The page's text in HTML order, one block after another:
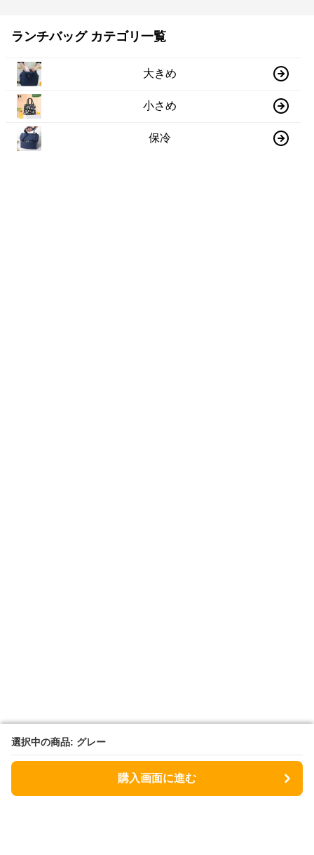
選択中の商品: グレー
購入画面に進む
選択中の商品: グレー
購入画面に進む
ランチバッグ カテゴリ一覧
大きめ
小さめ
保冷